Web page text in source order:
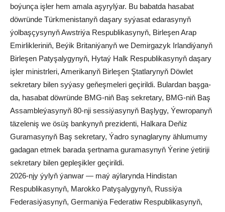
boýunça işler hem amala aşyrylýar. Bu babatda hasabat
döwründe Türkmenistanyň daşary syýasat edarasynyň
ýolbaşçysynyň Awstriýa Respublikasynyň, Birleşen Arap
Emirlikleriniň, Beýik Britaniýanyň we Demirgazyk Irlandiýanyň
Birleşen Patyşalygynyň, Hytaý Halk Respublikasynyň daşary
işler ministrleri, Amerikanyň Birleşen Ştatlarynyň Döwlet
sekretary bilen syýasy geňeşmeleri geçirildi. Bulardan başga-
da, hasabat döwründe BMG-niň Baş sekretary, BMG-niň Baş
Assambleýasynyň 80-nji sessiýasynyň Başlygy, Ýewropanyň
täzeleniş we ösüş bankynyň prezidenti, Halkara Deňiz
Guramasynyň Baş sekretary, Ýadro synaglaryny ählumumy
gadagan etmek barada şertnama guramasynyň Ýerine ýetiriji
sekretary bilen gepleşikler geçirildi.
2026-njy ýylyň ýanwar — maý aýlarynda Hindistan
Respublikasynyň, Marokko Patyşalygynyň, Russiýa
Federasiýasynyň, Germaniýa Federatiw Respublikasynyň,